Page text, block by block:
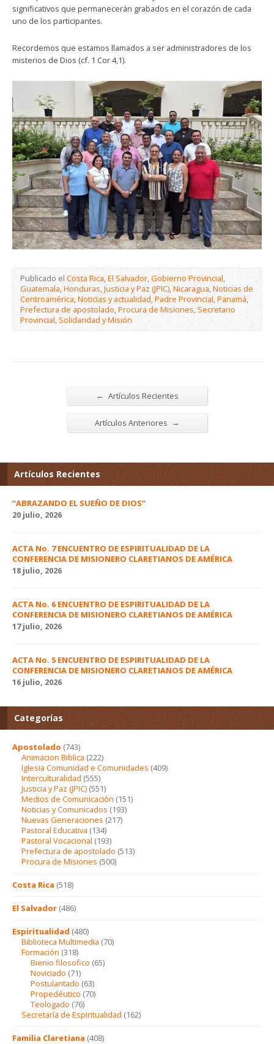
significativos que permanecerán grabados en el corazón de cada
uno de los participantes.
Recordemos que estamos llamados a ser administradores de los
misterios de Dios (cf. 1 Cor 4,1).
Publicado el Costa Rica,El Salvador,Gobierno Provincial,
Guatemala,Honduras,Justicia y Paz (JPIC),Nicaragua,Noticias de
Centroamérica,Noticias y actualidad,Padre Provincial,Panamá,
Prefectura de apostolado,Procura de Misiones,Secretario
Provincial,Solidaridad y Misión
← Artículos Recientes
Artículos Anteriores →
Artículos Recientes
“ABRAZANDO EL SUEÑO DE DIOS”
20 julio, 2026
ACTA No. 7 ENCUENTRO DE ESPIRITUALIDAD DE LA
CONFERENCIA DE MISIONERO CLARETIANOS DE AMÉRICA
18 julio, 2026
ACTA No. 6 ENCUENTRO DE ESPIRITUALIDAD DE LA
CONFERENCIA DE MISIONERO CLARETIANOS DE AMÉRICA
17 julio, 2026
ACTA No. 5 ENCUENTRO DE ESPIRITUALIDAD DE LA
CONFERENCIA DE MISIONERO CLARETIANOS DE AMÉRICA
16 julio, 2026
Categorías
Apostolado (743)
Animacion Biblica (222)
Iglesia Comunidad e Comunidades (409)
Interculturalidad (555)
Justicia y Paz (JPIC) (551)
Medios de Comunicación (151)
Noticias y Comunicados (193)
Nuevas Generaciones (217)
Pastoral Educativa (134)
Pastoral Vocacional (193)
Prefectura de apostolado (513)
Procura de Misiones (500)
Costa Rica (518)
El Salvador (486)
Espiritualidad (480)
Biblioteca Multimedia (70)
Formación (318)
Bienio filosofico (65)
Noviciado (71)
Postulantado (63)
Propedéutico (70)
Teologado (76)
Secretaría de Espiritualidad (162)
Familia Claretiana (408)